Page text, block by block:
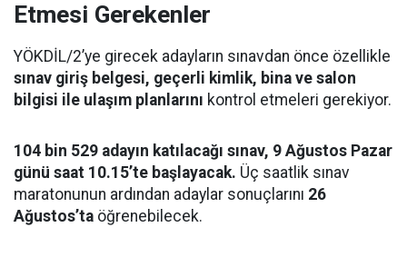
Etmesi Gerekenler
YÖKDİL/2’ye girecek adayların sınavdan önce özellikle
sınav giriş belgesi, geçerli kimlik, bina ve salon
bilgisi ile ulaşım planlarını kontrol etmeleri gerekiyor.
104 bin 529 adayın katılacağı sınav, 9 Ağustos Pazar
günü saat 10.15’te başlayacak. Üç saatlik sınav
maratonunun ardından adaylar sonuçlarını 26
Ağustos’ta öğrenebilecek.